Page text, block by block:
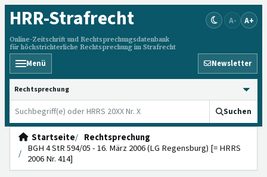
HRR-Strafrecht
Online-Zeitschrift und Rechtsprechungsdatenbank
für höchstrichterliche Rechtsprechung im Strafrecht
A- A+
Menü Newsletter
HRRS durchsuchen
Suchen
Startseite
Rechtsprechung
BGH 4 StR 594/05 - 16. März 2006 (LG Regensburg) [= HRRS
2006 Nr. 414]